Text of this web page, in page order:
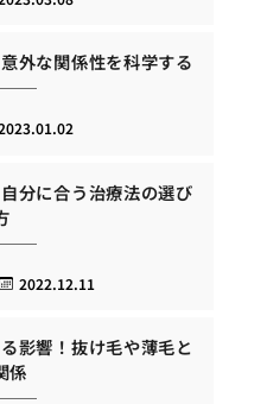
外な関係性を科学する
分に合う治療法の選び
2022.12.11
影響！抜け毛や薄毛と
係